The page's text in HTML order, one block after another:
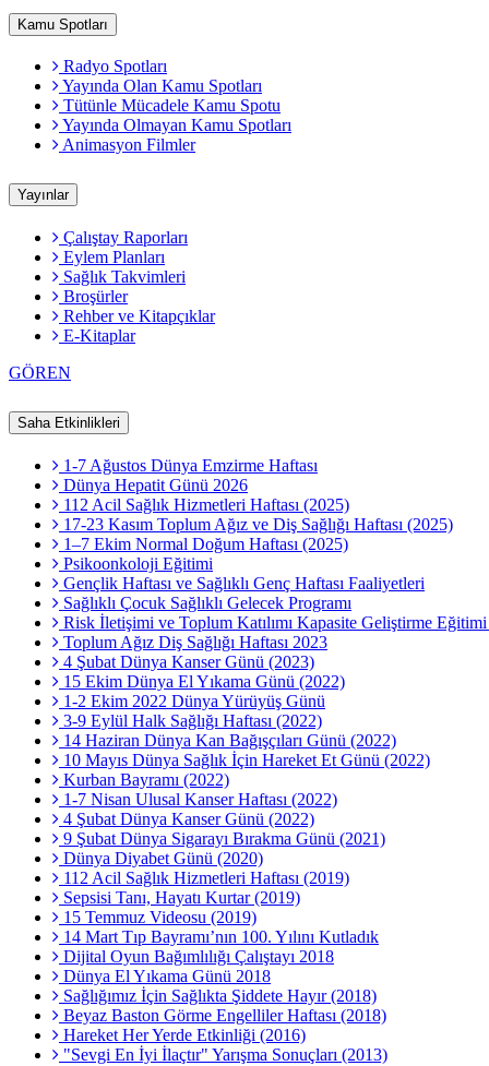
Kamu Spotları
Radyo Spotları
Yayında Olan Kamu Spotları
Tütünle Mücadele Kamu Spotu
Yayında Olmayan Kamu Spotları
Animasyon Filmler
Yayınlar
Çalıştay Raporları
Eylem Planları
Sağlık Takvimleri
Broşürler
Rehber ve Kitapçıklar
E-Kitaplar
GÖREN
Saha Etkinlikleri
1-7 Ağustos Dünya Emzirme Haftası
Dünya Hepatit Günü 2026
112 Acil Sağlık Hizmetleri Haftası (2025)
17-23 Kasım Toplum Ağız ve Diş Sağlığı Haftası (2025)
1–7 Ekim Normal Doğum Haftası (2025)
Psikoonkoloji Eğitimi
Gençlik Haftası ve Sağlıklı Genç Haftası Faaliyetleri
Sağlıklı Çocuk Sağlıklı Gelecek Programı
Risk İletişimi ve Toplum Katılımı Kapasite Geliştirme
Toplum Ağız Diş Sağlığı Haftası 2023
4 Şubat Dünya Kanser Günü (2023)
15 Ekim Dünya El Yıkama Günü (2022)
1-2 Ekim 2022 Dünya Yürüyüş Günü
3-9 Eylül Halk Sağlığı Haftası (2022)
14 Haziran Dünya Kan Bağışçıları Günü (2022)
10 Mayıs Dünya Sağlık İçin Hareket Et Günü (2022)
Kurban Bayramı (2022)
1-7 Nisan Ulusal Kanser Haftası (2022)
4 Şubat Dünya Kanser Günü (2022)
9 Şubat Dünya Sigarayı Bırakma Günü (2021)
Dünya Diyabet Günü (2020)
112 Acil Sağlık Hizmetleri Haftası (2019)
Sepsisi Tanı, Hayatı Kurtar (2019)
15 Temmuz Videosu (2019)
14 Mart Tıp Bayramı’nın 100. Yılını Kutladık
Dijital Oyun Bağımlılığı Çalıştayı 2018
Dünya El Yıkama Günü 2018
Sağlığımız İçin Sağlıkta Şiddete Hayır (2018)
Beyaz Baston Görme Engelliler Haftası (2018)
Hareket Her Yerde Etkinliği (2016)
"Sevgi En İyi İlaçtır" Yarışma Sonuçları (2013)